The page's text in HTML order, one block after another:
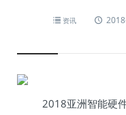
资讯
2018亚洲智能硬